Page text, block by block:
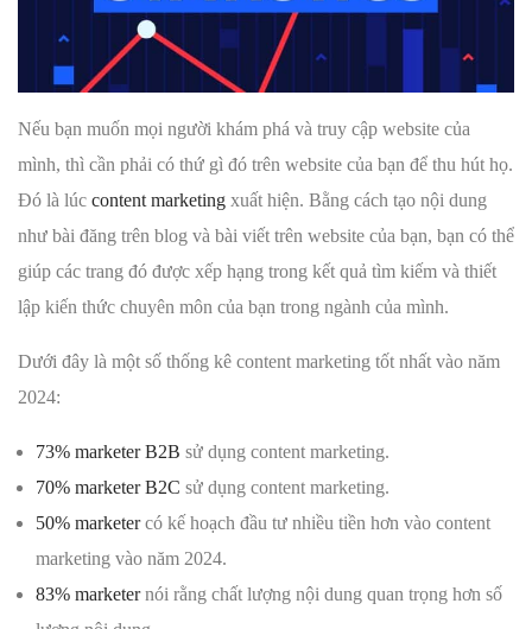
Nếu bạn muốn mọi người khám phá và truy cập website của
mình, thì cần phải có thứ gì đó trên website của bạn để thu hút họ.
Đó là lúc content marketing xuất hiện. Bằng cách tạo nội dung
như bài đăng trên blog và bài viết trên website của bạn, bạn có thể
giúp các trang đó được xếp hạng trong kết quả tìm kiếm và thiết
lập kiến ​​thức chuyên môn của bạn trong ngành của mình.
Dưới đây là một số thống kê content marketing tốt nhất vào năm
2024:
73% marketer B2B sử dụng content marketing.
70% marketer B2C sử dụng content marketing.
50% marketercó kế hoạch đầu tư nhiều tiền hơn vào content
marketing vào năm 2024.
83% marketernói rằng chất lượng nội dung quan trọng hơn số